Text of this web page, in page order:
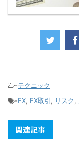
-テクニック
-FX, FX取引, リスク,
関連記事